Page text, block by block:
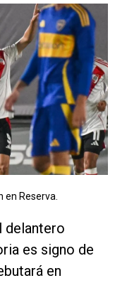
en Reserva.
delantero
es signo de
en